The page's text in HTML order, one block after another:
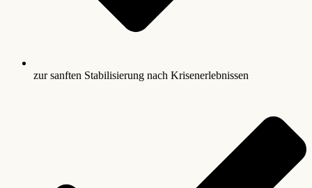
zur sanften Stabilisierung nach Krisenerlebnissen